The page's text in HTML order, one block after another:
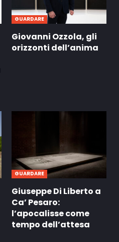
GUARDARE
Giovanni Ozzola, gli
orizzonti dell’anima
GUARDARE
Giuseppe Di Liberto a
Ca’ Pesaro:
l’apocalisse come
tempo dell’attesa